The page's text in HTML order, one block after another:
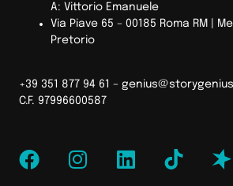
A: Vittorio Emanuele
Via Piave 65 – 00185 Roma RM |
Pretorio
+39 351 877 94 61 –
C.F. 97996600587